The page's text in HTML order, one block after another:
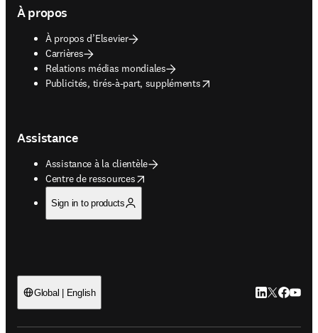
À propos
À propos d’Elsevier
Carrières
Relations médias mondiales
Publicités, tirés-à-part, suppléments
opens in new tab/window
Assistance
Assistance à la clientèle
Centre de ressources
opens in new tab/window
Sign in to products
Global | English LinkedIn
Twitter